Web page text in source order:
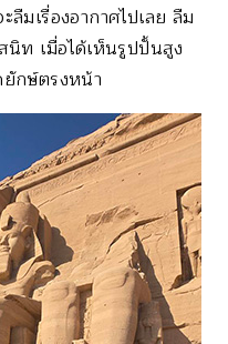
มเรื่องอากาศไปเลย ลืม
นิท เมื่อได้เห็นรูปปั้นสูง
กษ์ตรงหน้า